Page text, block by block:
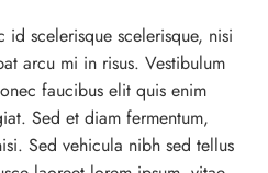
id scelerisque scelerisque, nisi
arcu mi in risus. Vestibulum
faucibus elit quis enim
Sed et diam fermentum,
Sed vehicula nibh sed tellus